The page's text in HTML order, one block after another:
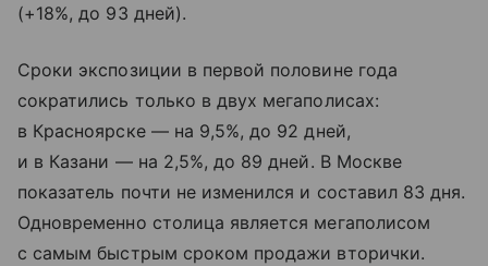
(+18%, до 93 дней).
Сроки экспозиции в первой половине года
сократились только в двух мегаполисах:
в Красноярске — на 9,5%, до 92 дней,
и в Казани — на 2,5%, до 89 дней. В Москве
показатель почти не изменился и составил 83 дня.
Одновременно столица является мегаполисом
с самым быстрым сроком продажи вторички.